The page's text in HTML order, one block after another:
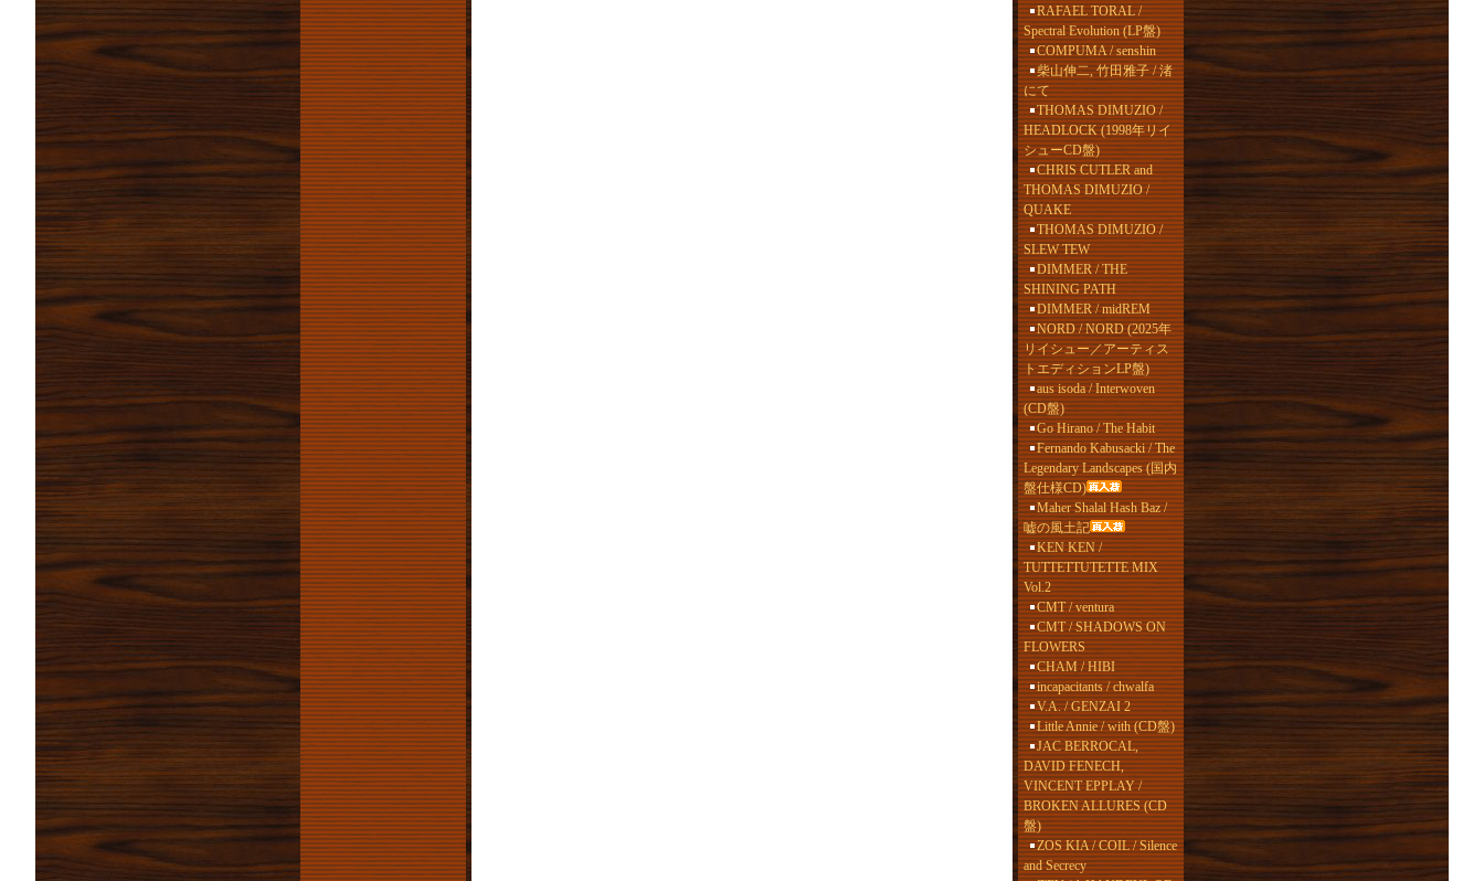
RAFAEL TORAL /
Spectral Evolution (LP盤)
COMPUMA / senshin
柴山伸二, 竹田雅子 / 渚
にて
THOMAS DIMUZIO /
HEADLOCK (1998年リイ
シューCD盤)
CHRIS CUTLER and
THOMAS DIMUZIO /
QUAKE
THOMAS DIMUZIO /
SLEW TEW
DIMMER / THE
SHINING PATH
DIMMER / midREM
NORD / NORD (2025年
リイシュー／アーティス
トエディションLP盤)
aus isoda / Interwoven
(CD盤)
Go Hirano / The Habit
Fernando Kabusacki / The
Legendary Landscapes (国内
盤仕様CD)
Maher Shalal Hash Baz /
嘘の風土記
KEN KEN /
TUTTETTUTETTE MIX
Vol.2
CMT / ventura
CMT / SHADOWS ON
FLOWERS
CHAM / HIBI
incapacitants / chwalfa
V.A. / GENZAI 2
Little Annie / with (CD盤)
JAC BERROCAL,
DAVID FENECH,
VINCENT EPPLAY /
BROKEN ALLURES (CD
盤)
ZOS KIA / COIL / Silence
and Secrecy